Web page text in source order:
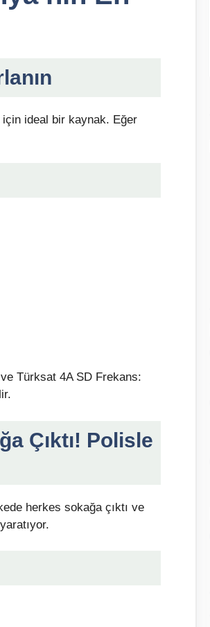
ideal bir kaynak. Eğer
Türksat 4A SD Frekans:
Çıktı! Polisle
herkes sokağa çıktı ve